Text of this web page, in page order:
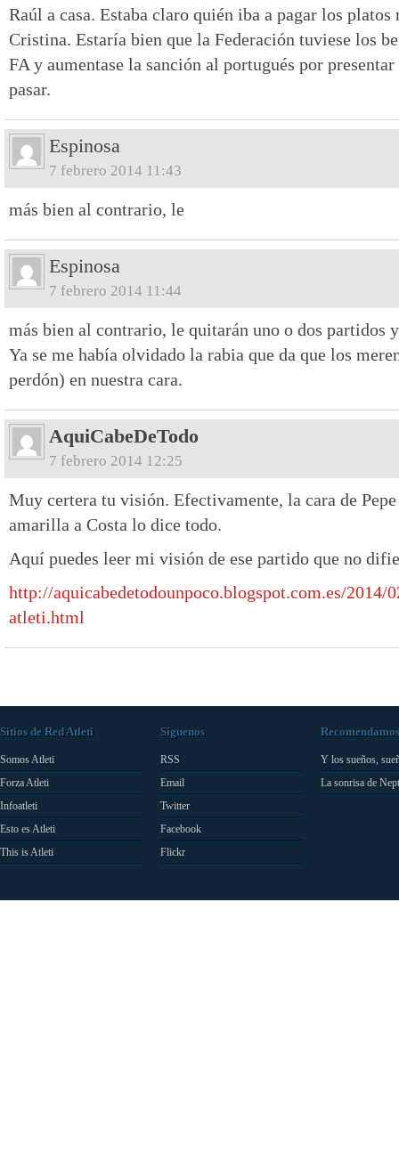
Raúl a casa. Estaba claro quién iba a pagar los
Cristina. Estaría bien que la Federación tuviese los
FA y aumentase la sanción al portugués por
pasar.
Espinosa
7 febrero 2014 11:43
más bien al contrario, le
Espinosa
7 febrero 2014 11:44
más bien al contrario, le quitarán uno o dos partidos
Ya se me había olvidado la rabia que da que los
perdón) en nuestra cara.
AquiCabeDeTodo
7 febrero 2014 12:25
Muy certera tu visión. Efectivamente, la cara de Pepe
amarilla a Costa lo dice todo.
Aquí puedes leer mi visión de ese partido que no
http://aquicabedetodounpoco.blogspot.com.es/2014/
atleti.html
Sitios de Red Atleti
Somos Atleti
Forza Atleti
Infoatleti
Esto es Atleti
This is Atleti
Síguenos
RSS
Email
Twitter
Facebook
Flickr
Recomendamos
Y los sueños,
La sonrisa de